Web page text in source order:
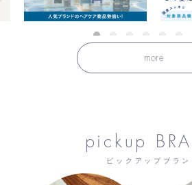
more
pickup
ピックアップブラン